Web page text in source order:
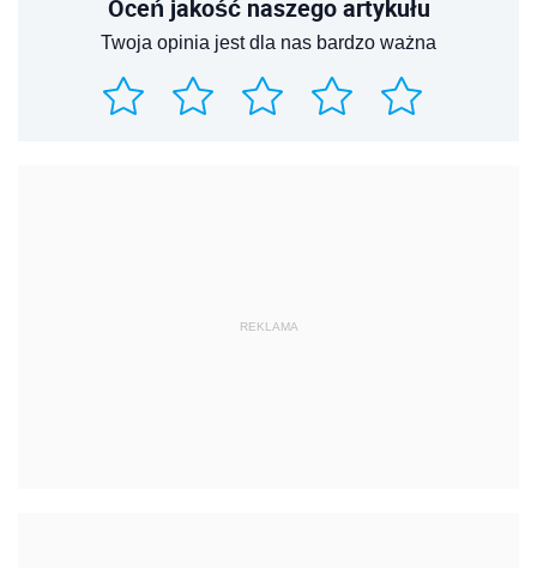
Oceń jakość naszego artykułu
Twoja opinia jest dla nas bardzo ważna
REKLAMA